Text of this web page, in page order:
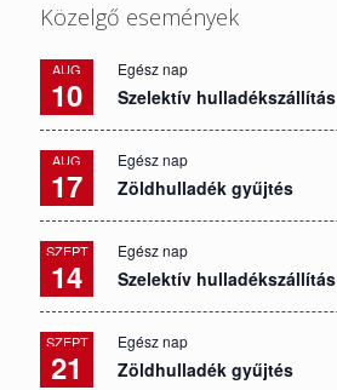
Közelgő események
AUG
10
Egész nap
Szelektív hulladékszállítás
AUG
17
Egész nap
Zöldhulladék gyűjtés
SZEPT
14
Egész nap
Szelektív hulladékszállítás
SZEPT
21
Egész nap
Zöldhulladék gyűjtés